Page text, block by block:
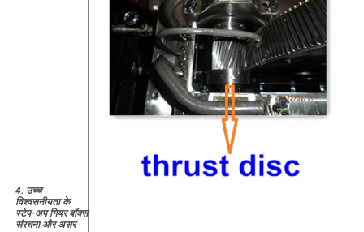
4. उच्च
विश्वसनीयता के
स्टेप-अप गियर बॉक्स
संरचना और असर